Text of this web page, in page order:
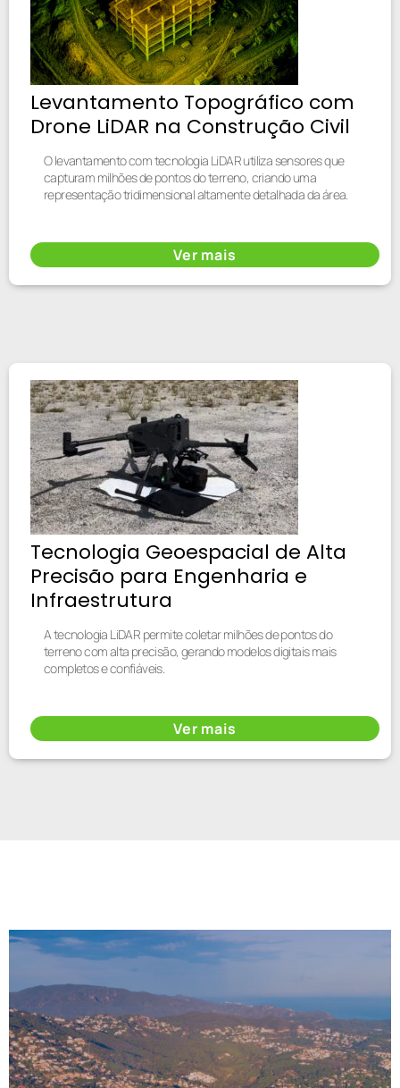
Levantamento Topográfico com
Drone LiDAR na Construção Civil
O levantamento com tecnologia LiDAR utiliza sensores que
capturam milhões de pontos do terreno, criando uma
representação tridimensional altamente detalhada da área.
Ver mais
Tecnologia Geoespacial de Alta
Precisão para Engenharia e
Infraestrutura
A tecnologia LiDAR permite coletar milhões de pontos do
terreno com alta precisão, gerando modelos digitais mais
completos e confiáveis.
Ver mais